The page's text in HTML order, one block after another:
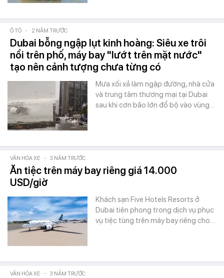
Ô TÔ - 2 NĂM TRƯỚC
Dubai bỗng ngập lụt kinh hoàng: Siêu xe trôi
nổi trên phố, máy bay "lướt trên mặt nước"
tạo nên cảnh tượng chưa từng có
Mưa xối xả làm ngập đường, nhà cửa
và trung tâm thương mại tại Dubai
sau khi cơn bão lớn đổ bộ vào vùng…
VĂN HÓA XE - 3 NĂM TRƯỚC
Ăn tiệc trên máy bay riêng giá 14.000
USD/giờ
Khách sạn Five Hotels Resorts ở
Dubai tiên phong trong dịch vụ phục
vụ tiệc tùng trên máy bay riêng cho…
VĂN HÓA XE - 3 NĂM TRƯỚC